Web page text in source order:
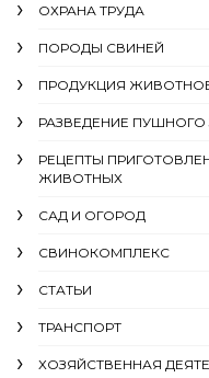
ОХРАНА ТРУДА
ПОРОДЫ СВИНЕЙ
ПРОДУКЦИЯ
РАЗВЕДЕНИЕ ПУШНОГО
РЕЦЕПТЫ
ЖИВОТНЫХ
САД И ОГОРОД
СВИНОКОМПЛЕКС
СТАТЬИ
ТРАНСПОРТ
ХОЗЯЙСТВЕННАЯ